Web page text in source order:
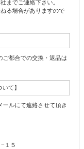
までご連絡下さい。
る場合がありますので
ご都合での交換・返品は
て】
ルにて連絡させて頂き
１５